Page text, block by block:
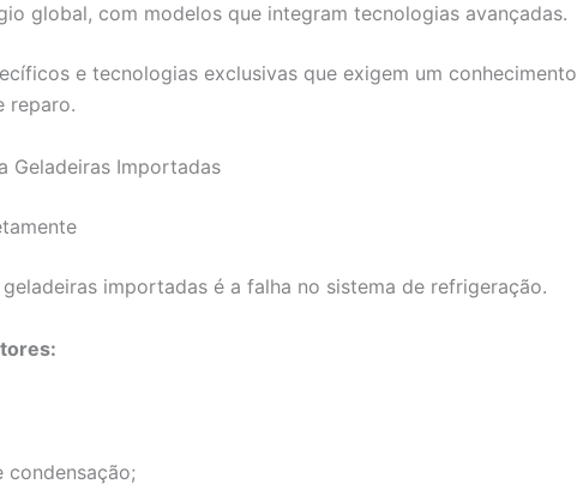
global, com modelos que integram tecnologias avançadas.
e tecnologias exclusivas que exigem um conhecimento
reparo.
Geladeiras Importadas
importadas é a falha no sistema de refrigeração.
condensação;